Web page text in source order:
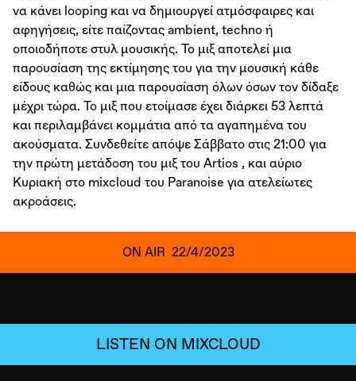
να κάνει looping και να δημιουργεί ατμόσφαιρες και
αφηγήσεις, είτε παίζοντας ambient, techno ή
οποιοδήποτε στυλ μουσικής. Το μιξ αποτελεί μια
παρουσίαση της εκτίμησης του για την μουσική κάθε
είδους καθώς και μια παρουσίαση όλων όσων τον δίδαξε
μέχρι τώρα. To μιξ που ετοίμασε έχει διάρκει 53 λεπτά
και περιλαμβάνει κομμάτια από τα αγαπημένα του
ακούσματα. Συνδεθείτε απόψε Σάββατο στις 21:00 για
την πρώτη μετάδοση του μιξ του Artios , και αύριο
Κυριακή στο mixcloud του Paranoise για ατελείωτες
ακροάσεις.
ON AIR 22/4/2023
LISTEN ON MIXCLOUD